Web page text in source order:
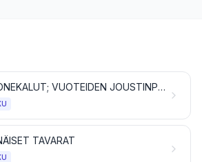
HUONEKALUT; VUOTEIDEN JOUSTINPOHJAT JA VUODEVARUSTEET, KUTEN PATJAT JA TYYNYT, SEKÄ NIIDEN KALTAISET PEHMUSTETUT SISUSTUSTAVARAT; VALAISIMET JA VALAISTUSVARUSTEET, MUUALLE KUULUMATTOMAT; VALOKILVET JA NIIDEN KALTAISET TAVARAT; TEHDASVALMISTEISET RAKENNUKSET
TAVARAT